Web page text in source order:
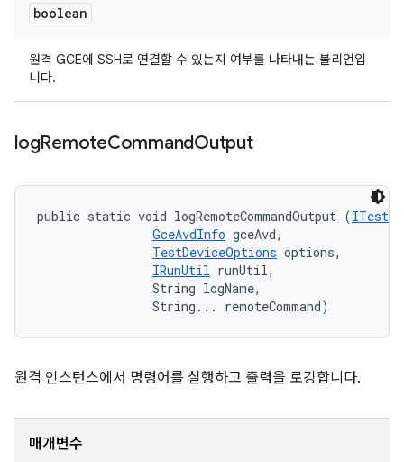
boolean
원격 GCE에 SSH로 연결할 수 있는지 여부를 나타내는 불리언입
니다.
logRemoteCommandOutput
public static void logRemoteCommandOutput (
GceAvdInfo gceAvd,
TestDeviceOptions options,
IRunUtil runUtil,
                String logName,
                String... remoteCommand)
원격 인스턴스에서 명령어를 실행하고 출력을 로깅합니다.
매개변수